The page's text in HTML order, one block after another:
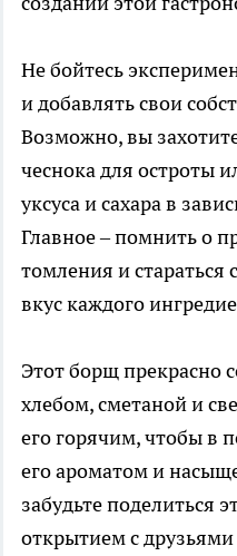
Не бойтесь
и добавлять свои
Возможно, вы
чеснока для остроты
уксуса и сахара в
Главное – помнить о
томления и стараться
вкус каждого
Этот борщ прекрасно
хлебом, сметаной и
его горячим, чтобы в
его ароматом и
забудьте поделиться
открытием с